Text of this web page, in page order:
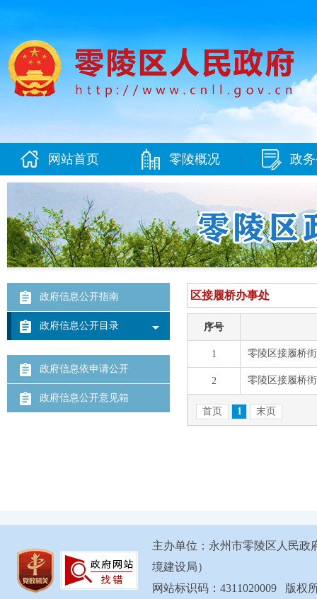
网站首页 零陵概况 政
政府信息公开指南
政府信息公开目录
政府信息依申请公开
政府信息公开意见箱
主办单位：永州市零陵区人民
境建设局）
网站标识码：4311020009 版权